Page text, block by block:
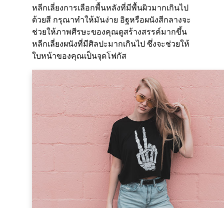
หลีกเลี่ยงการเลือกพื้นหลังที่มีพื้นผิวมากเกินไป
ด้วยสี กรุณาทำให้มันง่าย อิฐหรือผนังสีกลางจะ
ช่วยให้ภาพศีรษะของคุณดูสร้างสรรค์มากขึ้น
หลีกเลี่ยงผนังที่มีศิลปะมากเกินไป ซึ่งจะช่วยให้
ใบหน้าของคุณเป็นจุดโฟกัส